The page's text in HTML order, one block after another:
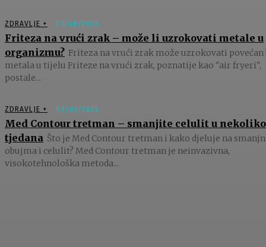
ZDRAVLJE + 01/08/2025
Friteza na vrući zrak – može li uzrokovati metale u
organizmu? Friteza na vrući zrak može uzrokovati
metala u tijelu Friteze na vrući zrak, poznatije kao "air fryeri",
postale...
ZDRAVLJE + 09/07/2025
Med Contour tretman – smanjite celulit u nekoliko
tjedana Što je Med Contour tretman i kako djeluje na
obujma i celulit? Med Contour tretman je neinvazivna,
visokotehnološka metoda...